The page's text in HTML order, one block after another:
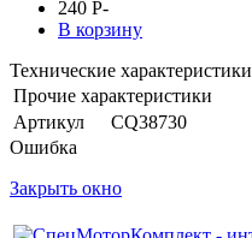
240 P-
В корзину
Технические характеристики
Прочие характеристики
Артикул
CQ38730
Ошибка
Закрыть окно